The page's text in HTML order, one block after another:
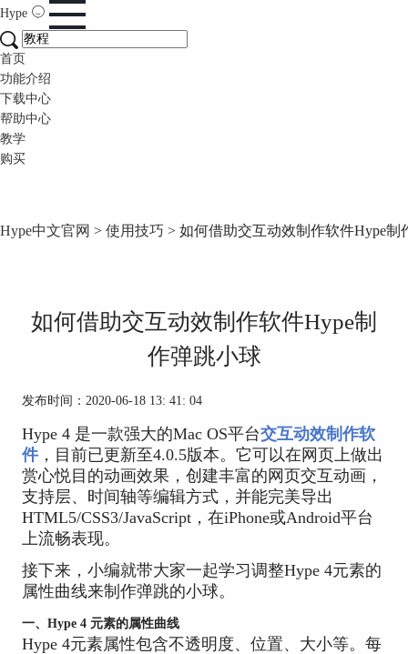
Hype
首页
功能介绍
下载中心
帮助中心
教学
购买
Hype中文官网 > 使用技巧 > 如何借助交互动效制作软件Hype制
如何借助交互动效制作软件Hype制
作弹跳小球
发布时间：2020-06-18 13: 41: 04
Hype 4 是一款强大的Mac OS平台交互动效制作软
件，目前已更新至4.0.5版本。它可以在网页上做出
赏心悦目的动画效果，创建丰富的网页交互动画，
支持层、时间轴等编辑方式，并能完美导出
HTML5/CSS3/JavaScript，在iPhone或Android平台
上流畅表现。
接下来，小编就带大家一起学习调整Hype 4元素的
属性曲线来制作弹跳的小球。
一、Hype 4 元素的属性曲线
Hype 4元素属性包含不透明度、位置、大小等。每